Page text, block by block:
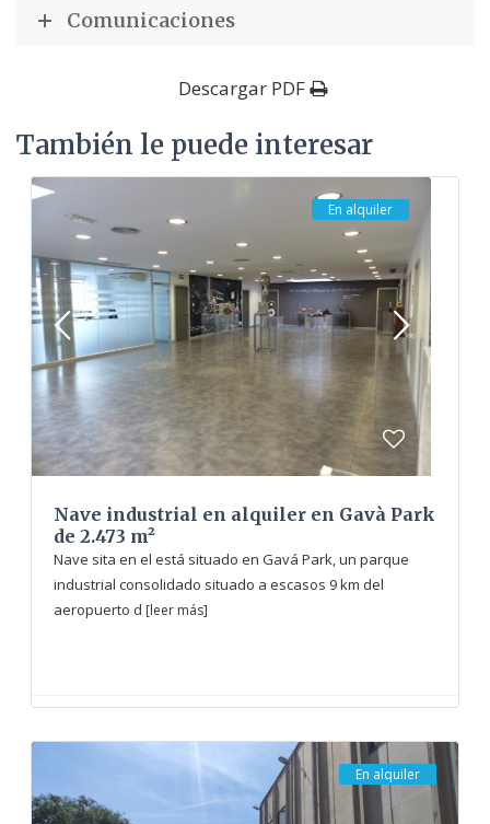
Comunicaciones
Descargar PDF
También le puede interesar
En alquiler
Nave industrial en alquiler en Gavà Park
de 2.473 m²
Nave sita en el está situado en Gavá Park, un parque
industrial consolidado situado a escasos 9 km del
aeropuerto d [leer más]
En alquiler